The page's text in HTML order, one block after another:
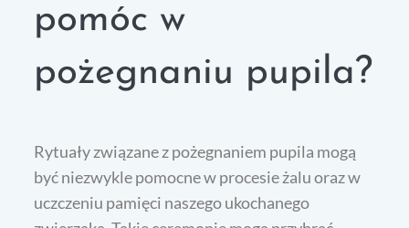
pomóc w
pożegnaniu pupila?
Rytuały związane z pożegnaniem pupila mogą
być niezwykle pomocne w procesie żalu oraz w
uczczeniu pamięci naszego ukochanego